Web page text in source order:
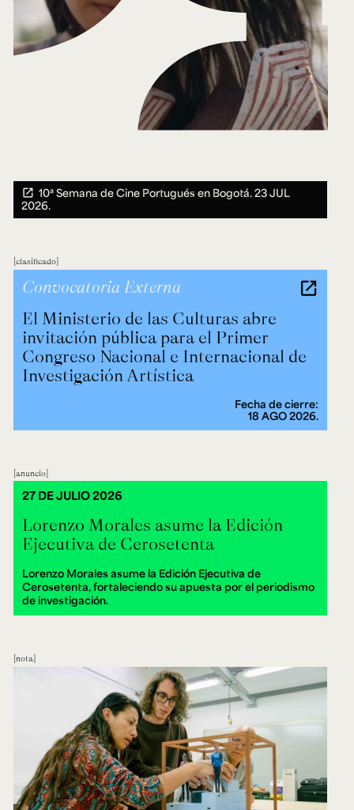
10ª Semana de Cine Portugués en Bogotá.23 JUL
2026.
clasificado
El Ministerio de las Culturas abre
invitación pública para el Primer
Congreso Nacional e Internacional de
Investigación Artística
Convocatoria Externa
Fecha de cierre:
18 AGO 2026.
anuncio
Lorenzo Morales asume la Edición
Ejecutiva de Cerosetenta
Lorenzo Morales asume la Edición Ejecutiva de
Cerosetenta, fortaleciendo su apuesta por el periodismo
de investigación.
27 DE JULIO 2026
nota